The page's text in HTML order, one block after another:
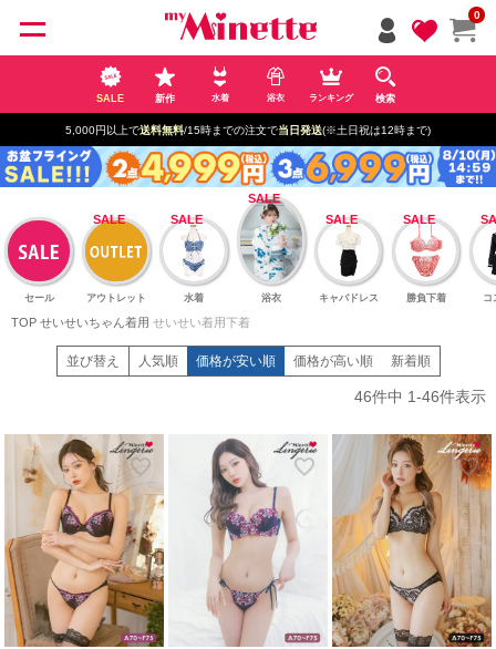
0
SALE 新作 水着 浴衣 ランキング 検索
5,000円以上で送料無料/15時までの注文で当日発送(※土日祝は12時まで)
セール アウトレット 水着 浴衣 キャバドレス 勝負下着 コ
TOP せいせいちゃん着用 せいせい着用下着
並び替え 人気順 価格が安い順 価格が高い順 新着順
46件中 1-46件表示
ペー
ジト
ップ